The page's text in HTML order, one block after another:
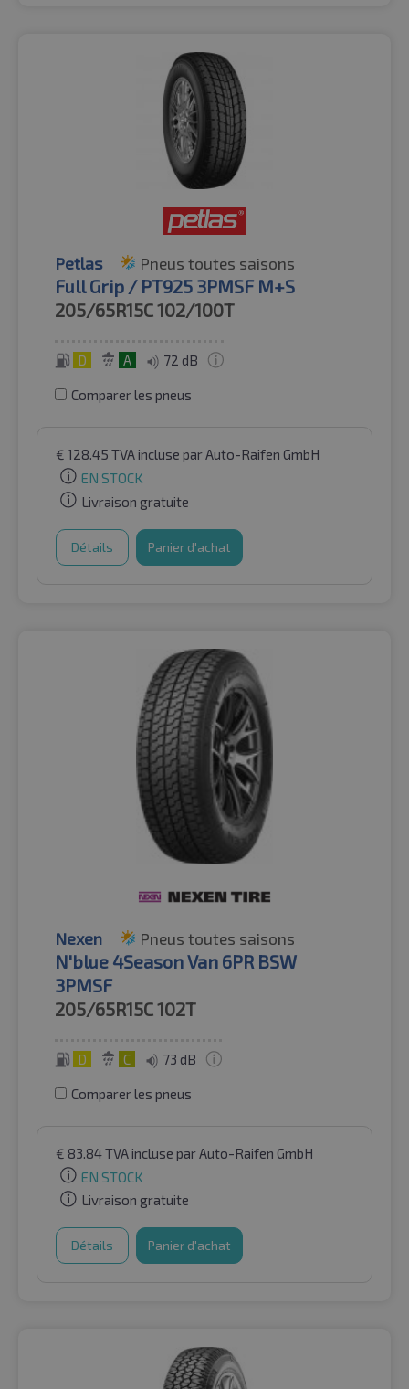
Petlas Pneus toutes saisons
Full Grip / PT925 3PMSF M+S
205/65R15C102/100T
D A 72 dB
Comparer les pneus
€ 128.45 TVA incluse par Auto-Raifen GmbH
EN STOCK
Livraison gratuite
Détails Panier d'achat
Nexen Pneus toutes saisons
N'blue 4Season Van 6PR BSW
3PMSF
205/65R15C102T
D C 73 dB
Comparer les pneus
€ 83.84TVA incluse par Auto-Raifen GmbH
EN STOCK
Livraison gratuite
Détails Panier d'achat